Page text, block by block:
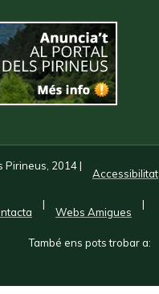
Pirineus, 2014|
Accessibilitat
|
Webs Amigues
|
També ens pots trobar a: